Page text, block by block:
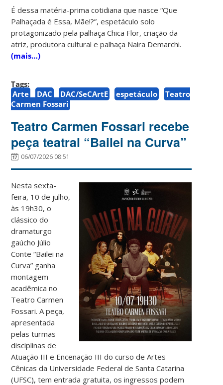
É dessa matéria-prima cotidiana que nasce “Que
Palhaçada é Essa, Mãe!?”, espetáculo solo
protagonizado pela palhaça Chica Flor, criação da
atriz, produtora cultural e palhaça Naira Demarchi.
(mais…)
Tags:
Arte
DAC DAC/SeCArtE espetáculo
Teatro
Carmen Fossari
Teatro Carmen Fossari recebe
peça teatral “Bailei na Curva”
06/07/2026 08:51
Nesta sexta-
feira, 10 de julho,
às 19h30, o
clássico do
dramaturgo
gaúcho Júlio
Conte “Bailei na
Curva” ganha
montagem
acadêmica no
Teatro Carmen
Fossari. A peça,
apresentada
pelas turmas
disciplinas de
Atuação III e Encenação III do curso de Artes
Cênicas da Universidade Federal de Santa Catarina
(UFSC), tem entrada gratuita, os ingressos podem